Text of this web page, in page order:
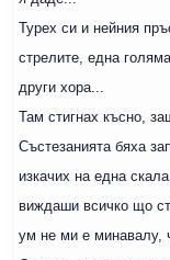
Турех си и нейния
стрелите, една
други хора...
Там стигнах късно,
Състезанията бяха
изкачих на една
виждаши всичко що
ум не ми е минавалу,